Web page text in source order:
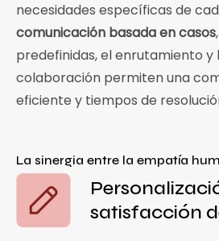
necesidades específicas de
comunicación basada en casos
predefinidas, el enrutamiento
colaboración permiten una
eficiente y tiempos de
La sinergia entre la empatía
satisfacción